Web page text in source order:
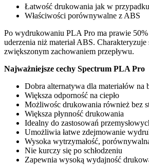
Łatwość drukowania jak w
Właściwości porównywalne z ABS
Po wydrukowaniu PLA Pro ma prawie 50%
uderzenia niż materiał ABS.
zwiększonym zachowaniem przepływu.
Najważniejsze cechy Spectrum PLA Pro
Dobra alternatywa dla materiałów na
Większa odporność na ciepło
Możliwośc drukowania również bez
Większa płynność drukowania
Idealny do zastosowań
Umożliwia łatwe zdejmowanie
Wysoka wytrzymałość,
Nie kurczy się po schłodzeniu
Zapewnia wysoką wydajność